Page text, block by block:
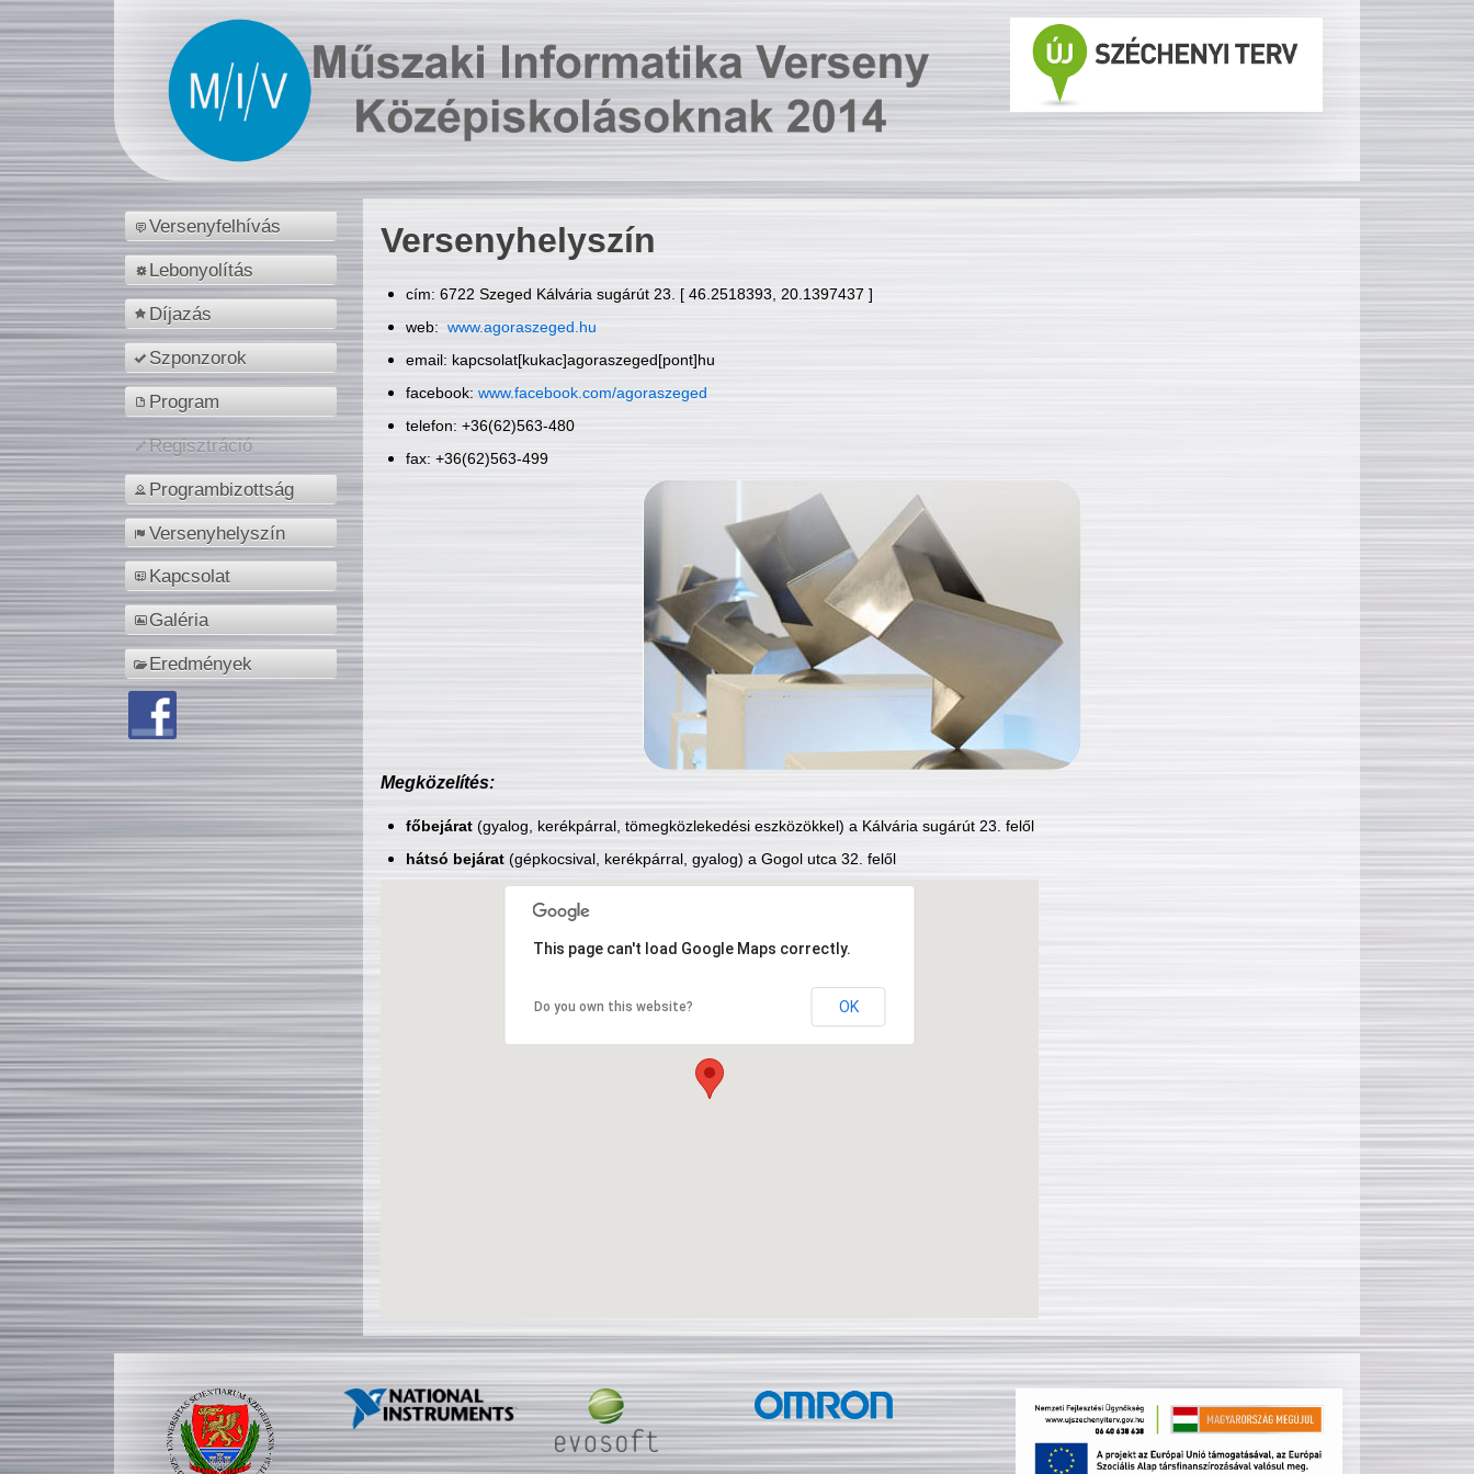
Versenyfelhívás
Lebonyolítás
Díjazás
Szponzorok
Program
Regisztráció
Programbizottság
Versenyhelyszín
Kapcsolat
Galéria
Eredmények
Versenyhelyszín
cím: 6722 Szeged Kálvária sugárút 23. [ 46.2518393, 20.1397437 ]
web: www.agoraszeged.hu
email: kapcsolat[kukac]agoraszeged[pont]hu
facebook: www.facebook.com/agoraszeged
telefon: +36(62)563-480
fax: +36(62)563-499
Megközelítés:
főbejárat(gyalog, kerékpárral, tömegközlekedési eszközökkel) a Kálvária sugárút 23. felől
hátsó bejárat(gépkocsival, kerékpárral, gyalog) a Gogol utca 32. felől
This page can't load Google Maps correctly.
Do you own this website? OK